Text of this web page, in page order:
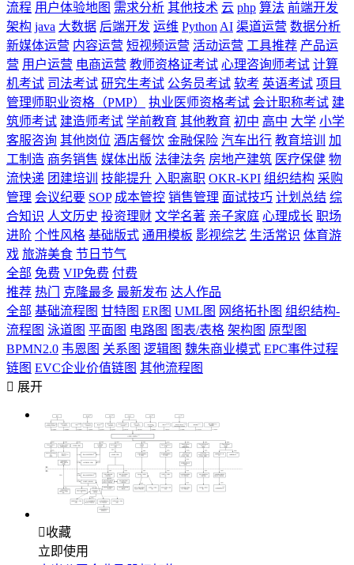
流程 用户体验地图 需求分析 其他技术 云 php 算法 前端开发
架构 java 大数据 后端开发 运维 Python AI 渠道运营 数据分析
新媒体运营 内容运营 短视频运营 活动运营 工具推荐 产品运
营 用户运营 电商运营 教师资格证考试 心理咨询师考试 计算
机考试 司法考试 研究生考试 公务员考试 软考 英语考试 项目
管理师职业资格（PMP）
执业医师资格考试 会计职称考试 建
筑师考试 建造师考试 学前教育 其他教育 初中 高中 大学 小学
客服咨询 其他岗位 酒店餐饮 金融保险 汽车出行 教育培训
加
工制造 商务销售 媒体出版 法律法务 房地产建筑 医疗保健 物
流快递 团建培训 技能提升 入职离职 OKR-KPI 组织结构 采购
管理 会议纪要 SOP 成本管控 销售管理 面试技巧 计划总结 综
合知识 人文历史 投资理财 文学名著 亲子家庭 心理成长 职场
进阶 个性风格 基础版式 通用模板 影视综艺 生活常识 体育游
戏 旅游美食 节日节气
全部 免费 VIP免费 付费
推荐 热门 克隆最多 最新发布 达人作品
全部 基础流程图 甘特图 ER图 UML图 网络拓扑图 组织结构-
流程图 泳道图 平面图 电路图 图表/表格 架构图 原型图
BPMN2.0 韦恩图 关系图 逻辑图 魏朱商业模式 EPC事件过程
链图 EVC企业价值链图 其他流程图
 展开
收藏
立即使用